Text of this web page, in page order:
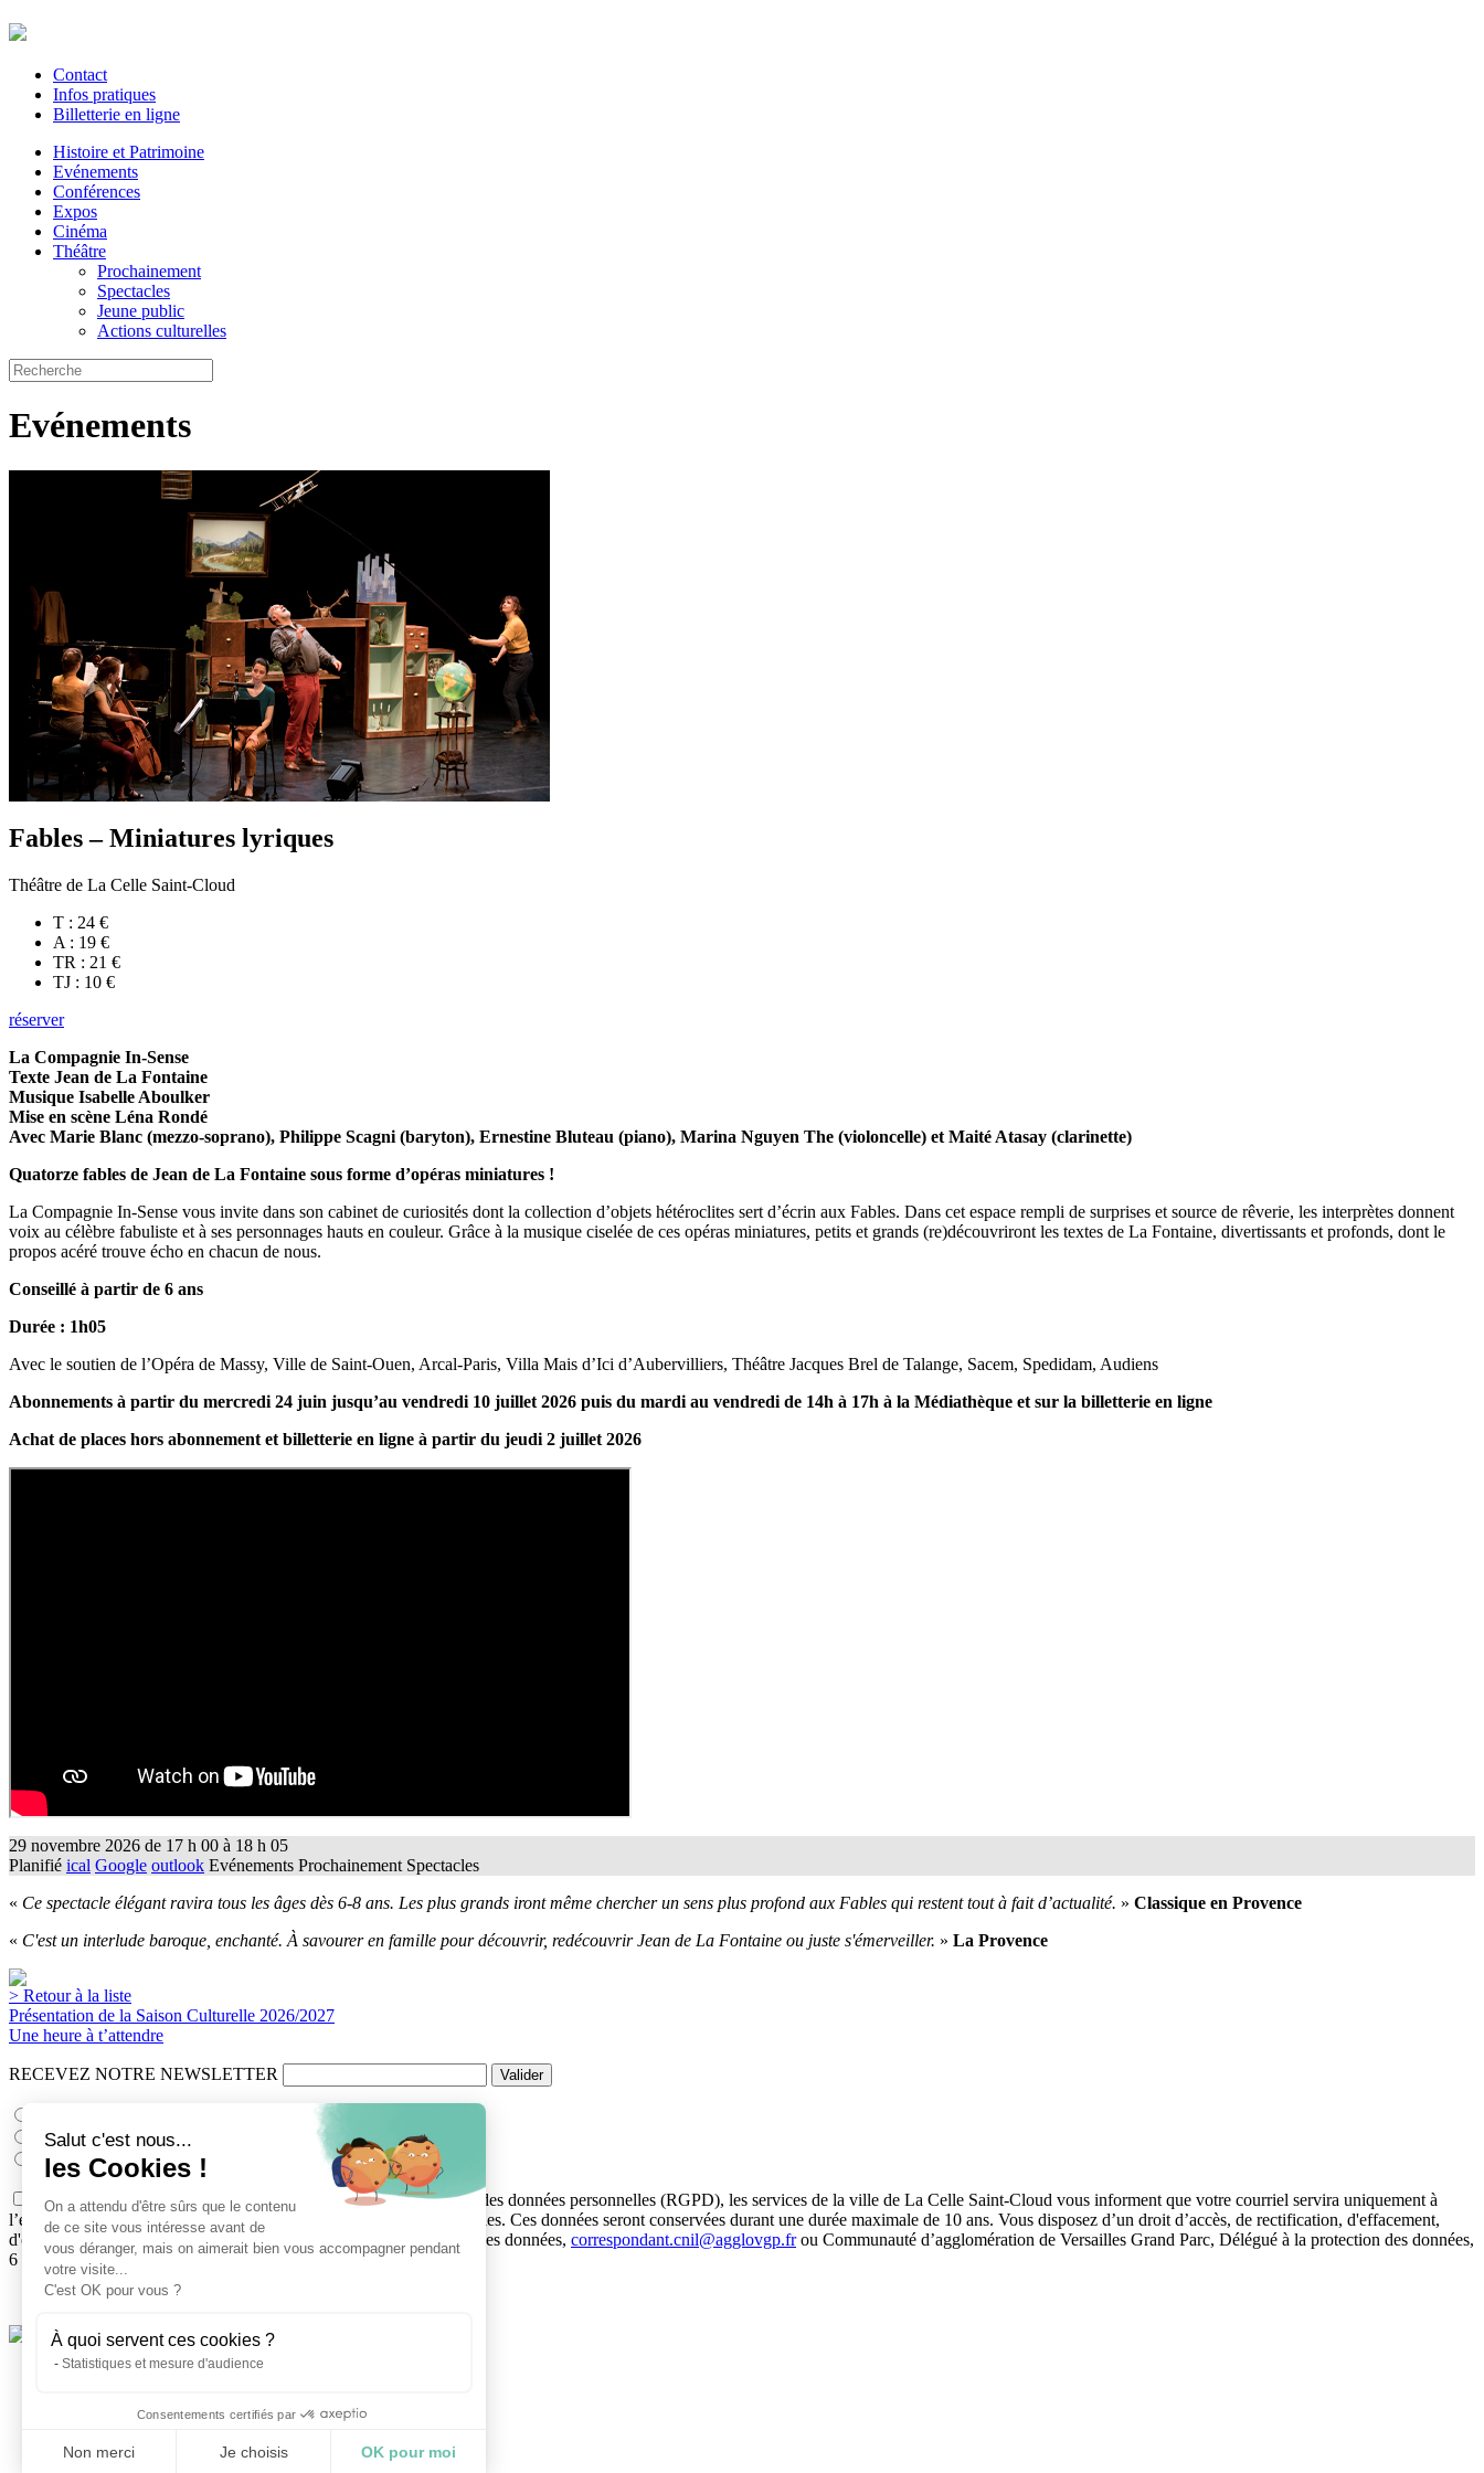
Contact
Infos pratiques
Billetterie en ligne
Histoire et Patrimoine
Evénements
Conférences
Expos
Cinéma
Théâtre
Prochainement
Spectacles
Jeune public
Actions culturelles
Evénements
Fables – Miniatures lyriques
Théâtre de La Celle Saint-Cloud
T : 24 €
A : 19 €
TR : 21 €
TJ : 10 €
réserver
La Compagnie In-Sense
Texte Jean de La Fontaine
Musique Isabelle Aboulker
Mise en scène Léna Rondé
Avec Marie Blanc (mezzo-soprano), Philippe Scagni (baryton), Ernestine Bluteau (piano), Marina Nguyen The (violoncelle) et Maité Atasay (clarinette)
Quatorze fables de Jean de La Fontaine sous forme d’opéras miniatures !
La Compagnie In-Sense vous invite dans son cabinet de curiosités dont la collection d’objets hétéroclites sert d’écrin aux Fables. Dans cet espace rempli de surprises et source de rêverie, les interprètes donnent
voix au célèbre fabuliste et à ses personnages hauts en couleur. Grâce à la musique ciselée de ces opéras miniatures, petits et grands (re)découvriront les textes de La Fontaine, divertissants et profonds, dont le
propos acéré trouve écho en chacun de nous.
Conseillé à partir de 6 ans
Durée : 1h05
Avec le soutien de l’Opéra de Massy, Ville de Saint-Ouen, Arcal-Paris, Villa Mais d’Ici d’Aubervilliers, Théâtre Jacques Brel de Talange, Sacem, Spedidam, Audiens
Abonnements à partir du mercredi 24 juin jusqu’au vendredi 10 juillet 2026 puis du mardi au vendredi de 14h à 17h à la Médiathèque et sur la billetterie en ligne
Achat de places hors abonnement et billetterie en ligne à partir du jeudi 2 juillet 2026
29 novembre 2026 de 17 h 00 à 18 h 05
Planifié ical Google outlook Evénements Prochainement Spectacles
« Ce spectacle élégant ravira tous les âges dès 6-8 ans. Les plus grands iront même chercher un sens plus profond aux Fables qui restent tout à fait d’actualité. » Classique en Provence
« C'est un interlude baroque, enchanté. À savourer en famille pour découvrir, redécouvrir Jean de La Fontaine ou juste s'émerveiller. » La Provence
> Retour à la liste
Présentation de la Saison Culturelle 2026/2027
Une heure à t’attendre
RECEVEZ NOTRE NEWSLETTER
Les archives municipales : l'histoire grandeur nature
Théâtre, Expositions
Conformément au Règlement général européen sur la protection des données personnelles (RGPD), les services de la ville de La Celle Saint-Cloud vous informent que votre courriel servira uniquement à
l’envoi des lettres d’informations électroniques que vous aurez choisies. Ces données seront conservées durant une durée maximale de 10 ans. Vous disposez d’un droit d’accès, de rectification, d'effacement,
d'opposition et de portabilité en écrivant au Délégué à la protection des données, correspondant.cnil@agglovgp.frou Communauté d’agglomération de Versailles Grand Parc, Délégué à la protection des données,
6 avenue de Paris – CS10922 – 78009 Versailles cedex.
Espace téléchargement
Copyright Théâtre de La Celle Saint-Cloud 2013
Conditions générales de vente
Salut c'est nous...
les Cookies !
On a attendu d'être sûrs que le contenu
de ce site vous intéresse avant de
vous déranger, mais on aimerait bien vous accompagner pendant
votre visite...
C'est OK pour vous ?
À quoi servent ces cookies ?
Statistiques et mesure d'audience
Consentements certifiés par
Non merci Je choisis OK pour moi